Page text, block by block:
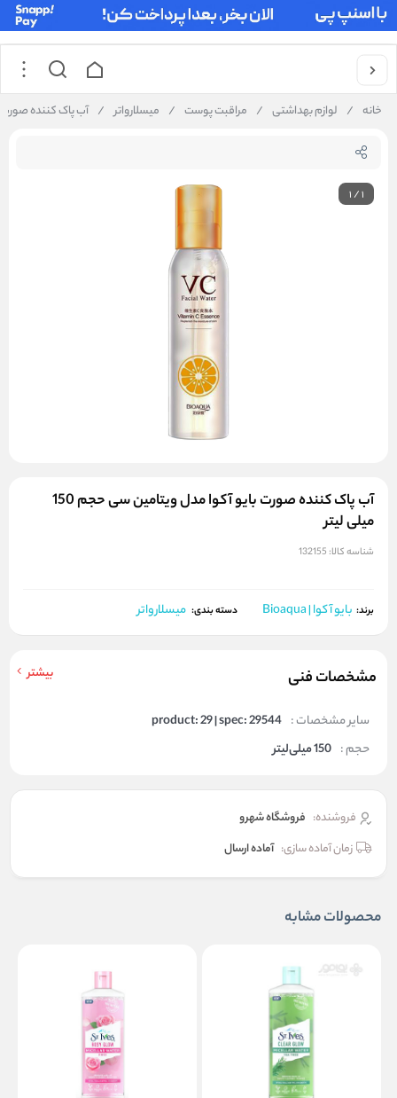
خانه / لوازم بهداشتی / مراقبت پوست / میسلارواتر / آب پاک کننده صورت
1/1
آب پاک کننده صورت بایو آکوا مدل ویتامین سی حجم 150
میلی لیتر
شناسه کالا: 132155
برند: بایو آکوا | Bioaqua دسته بندی: میسلارواتر
مشخصات فنی بیشتر
سایر مشخصات : product: 29 | spec: 29544
حجم : 150 میلی‌لیتر
فروشنده: فروشگاه شهرو
زمان آماده سازی: آماده ارسال
محصولات مشابه